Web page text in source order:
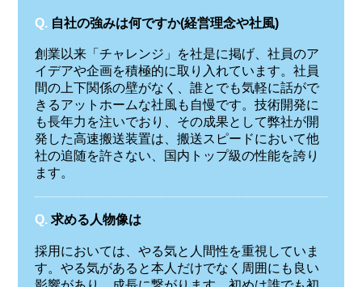
Q. 自社の強みは何ですか(経営理念や社風)
創業以来「チャレンジ」を社是に掲げ、社員のア
イデアや企画を積極的に取り入れています。社員
間の上下関係の壁がなく、誰とでも気軽に話がで
きるアットホームな社風も自慢です。技術開発に
も長年力を注いでおり、その成果として弊社が開
発した高速搬送装置は、搬送スピードにおいて他
社の追随を許さない、国内トップ級の性能を誇り
ます。
Q. 求める人物像は
採用においては、やる気と人間性を重視していま
す。やる気があると本人だけでなく周囲にも良い